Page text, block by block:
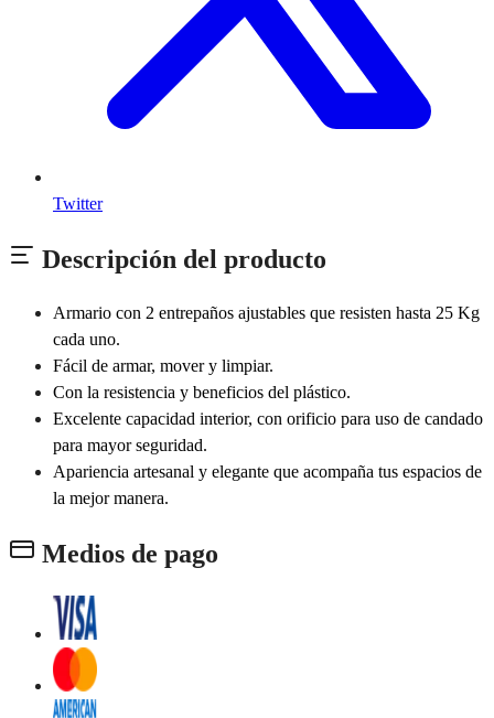
Twitter
Descripción del producto
Armario con 2 entrepaños ajustables que resisten hasta 25 Kg
cada uno.
Fácil de armar, mover y limpiar.
Con la resistencia y beneficios del plástico.
Excelente capacidad interior, con orificio para uso de candado
para mayor seguridad.
Apariencia artesanal y elegante que acompaña tus espacios de
la mejor manera.
Medios de pago